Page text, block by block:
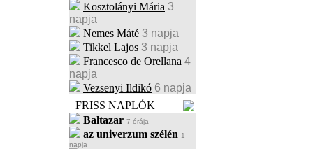
Kosztolányi Mária 3
napja
Nemes Máté 3 napja
Tikkel Lajos 3 napja
Francesco de Orellana 4
napja
Vezsenyi Ildikó 6 napja
FRISS NAPLÓK
Baltazar 7 órája
az univerzum szélén 1
napja